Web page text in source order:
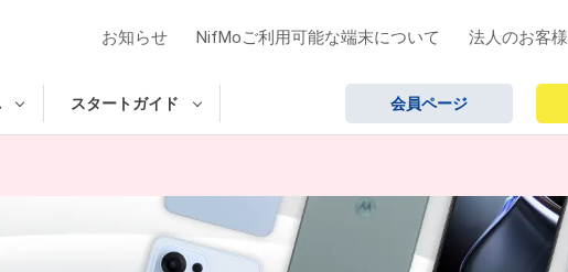
お知らせ NifMoご利用可能な端末について 法人のお客様
スタートガイド 会員ページ